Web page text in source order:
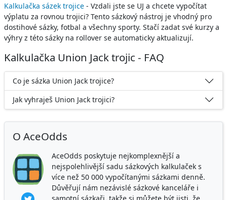
Kalkulačka sázek trojice - Vzdali jste se UJ a chcete vypočítat
výplatu za rovnou trojici? Tento sázkový nástroj je vhodný pro
dostihové sázky, fotbal a všechny sporty. Stačí zadat své kurzy a
výhry z této sázky na rollover se automaticky aktualizují.
Kalkulačka Union Jack trojic - FAQ
Co je sázka Union Jack trojice?
Jak vyhraješ Union Jack trojici?
O AceOdds
AceOdds poskytuje nejkomplexnější a
nejspolehlivější sadu sázkových kalkulaček s
více než 50 000 vypočítanými sázkami denně.
Důvěřují nám nezávislé sázkové kanceláře i
samotní sázkaři, takže si můžete být jisti, že